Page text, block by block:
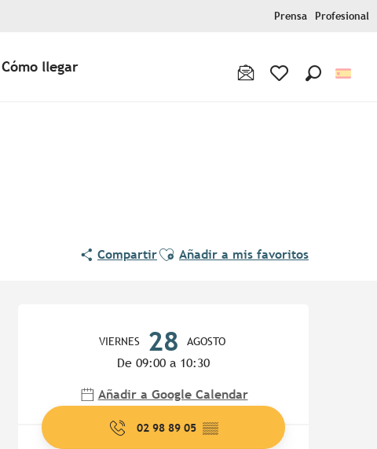
Prensa Profesional
Cómo llegar
CompartirAjouter aux favoris
Añadir a mis favoritos
VIERNES 28 AGOSTO
De 09:00 a 10:30
Añadir a Google Calendar
02 98 89 05 ▒▒